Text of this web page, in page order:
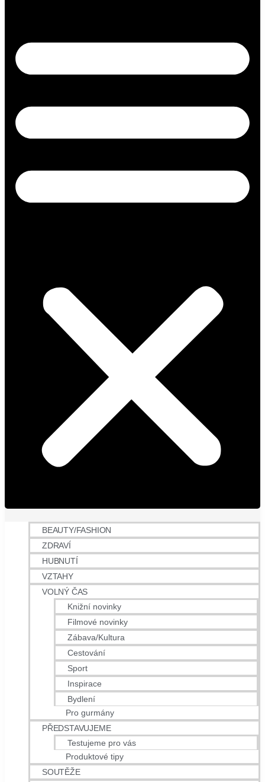
BEAUTY/FASHION
ZDRAVÍ
HUBNUTÍ
VZTAHY
VOLNÝ ČAS
Knižní novinky
Filmové novinky
Zábava/Kultura
Cestování
Sport
Inspirace
Bydlení
Pro gurmány
PŘEDSTAVUJEME
Testujeme pro vás
Produktové tipy
SOUTĚŽE